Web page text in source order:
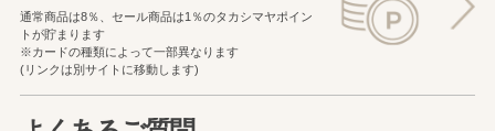
通常商品は8％、セール商品は1％のタカシマヤポイン
トが貯まります
※カードの種類によって一部異なります
(リンクは別サイトに移動します)